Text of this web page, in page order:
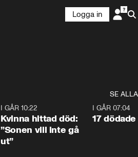
Logga in
SE ALLA
I GÅR 10:22
Kvinna hittad död:
”Sonen vill inte gå
ut”
I GÅR 07:04
17